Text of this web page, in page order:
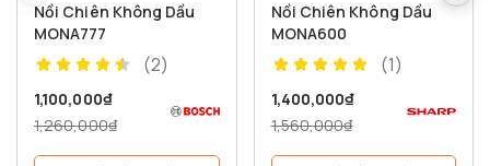
Nồi Chiên Không Dầu
MONA777
(2)
1,260,000₫
1,100,000₫
Nồi Chiên Không Dầu
MONA600
(1)
1,560,000₫
1,400,000₫